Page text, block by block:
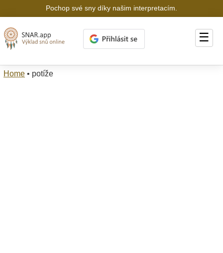
Pochop své sny díky našim interpretacím.
☰
Home • potíže